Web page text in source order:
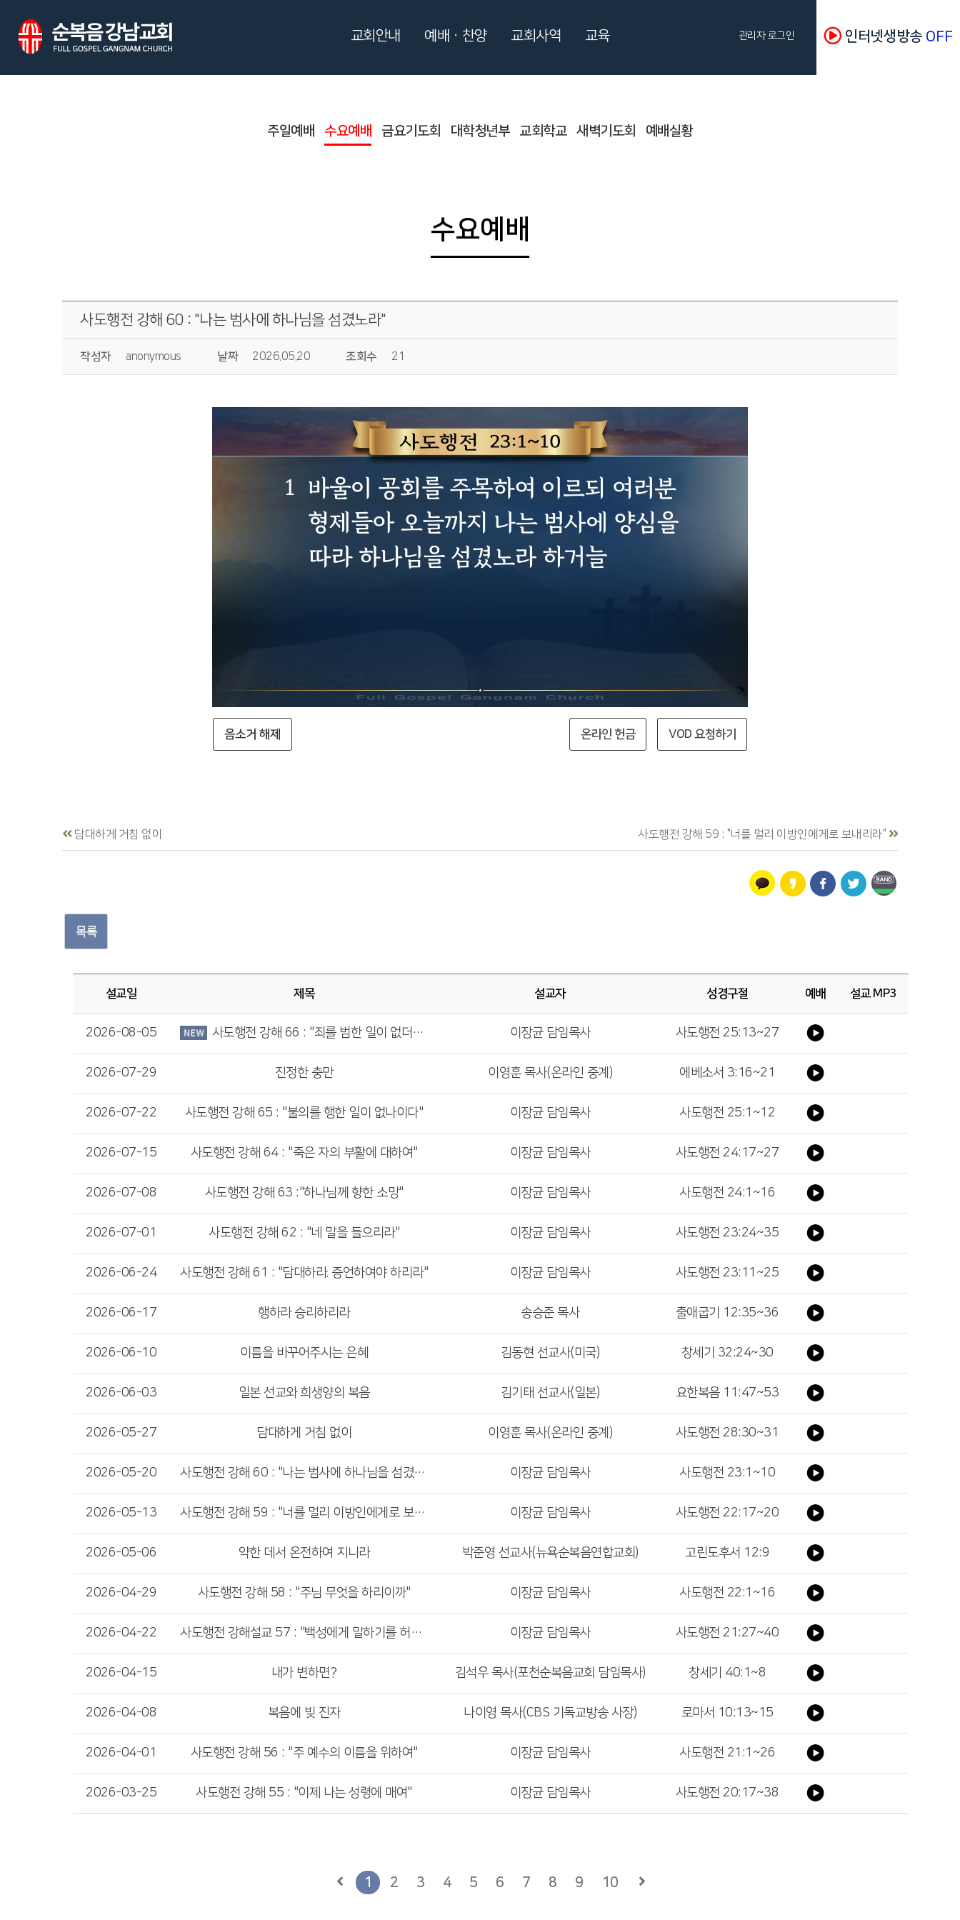
주일예배 수요예배 금요기도회 대학청년부 교회학교 새벽기도회 예배실황
수요예배
사도행전 강해 60 : "나는 범사에 하나님을 섬겼노라"
작성자 anonymous 날짜 2026.05.20 조회수 21
음소거 해제 VOD 요청하기
온라인 헌금
담대하게 거침 없이 사도행전 강해 59 : "너를 멀리 이방인에게로 보내리라"
목록
설교일 제목 설교자 성경구절 예배 설교 MP3
2026-08-05 사도행전 강해 66 : "죄를 범한 일이 없더이다" 이장균 담임목사 사도행전 25:13~27
2026-07-29 진정한 충만 이영훈 목사(온라인 중계) 에베소서 3:16~21
2026-07-22 사도행전 강해 65 : "불의를 행한 일이 없나이다" 이장균 담임목사 사도행전 25:1~12
2026-07-15 사도행전 강해 64 : "죽은 자의 부활에 대하여" 이장균 담임목사 사도행전 24:17~27
2026-07-08 사도행전 강해 63 :"하나님께 향한 소망" 이장균 담임목사 사도행전 24:1~16
2026-07-01 사도행전 강해 62 : "네 말을 들으리라" 이장균 담임목사 사도행전 23:24~35
2026-06-24 사도행전 강해 61 : "담대하라. 증언하여야 하리라" 이장균 담임목사 사도행전 23:11~25
2026-06-17 행하라 승리하리라 송승준 목사 출애굽기 12:35~36
2026-06-10 이름을 바꾸어주시는 은혜 김동현 선교사(미국) 창세기 32:24~30
2026-06-03 일본 선교와 희생양의 복음 김기태 선교사(일본) 요한복음 11:47~53
2026-05-27 담대하게 거침 없이 이영훈 목사(온라인 중계) 사도행전 28:30~31
2026-05-20 사도행전 강해 60 : "나는 범사에 하나님을 섬겼노라" 이장균 담임목사 사도행전 23:1~10
2026-05-13 사도행전 강해 59 : "너를 멀리 이방인에게로 보내리라" 이장균 담임목사 사도행전 22:17~20
2026-05-06 약한 데서 온전하여 지니라 박준영 선교사(뉴욕순복음연합교회) 고린도후서 12:9
2026-04-29 사도행전 강해 58 : "주님 무엇을 하리이까" 이장균 담임목사 사도행전 22:1~16
2026-04-22 사도행전 강해설교 57 : "백성에게 말하기를 허락하라" 이장균 담임목사 사도행전 21:27~40
2026-04-15 내가 변하면? 김석우 목사(포천순복음교회 담임목사) 창세기 40:1~8
2026-04-08 복음에 빚 진자 나이영 목사(CBS 기독교방송 사장) 로마서 10:13~15
2026-04-01 사도행전 강해 56 : "주 예수의 이름을 위하여" 이장균 담임목사 사도행전 21:1~26
2026-03-25 사도행전 강해 55 : "이제 나는 성령에 매여" 이장균 담임목사 사도행전 20:17~38
1 2 3 4 5 6 7 8 9 10
교회안내 예배ㆍ찬양 교회사역 교육 관리자 로그인 인터넷생방송 OFF